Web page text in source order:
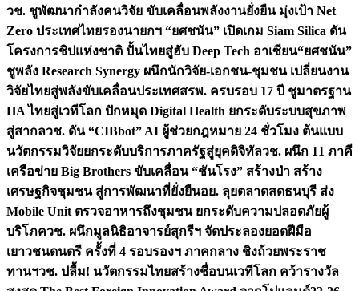
วช. ชูพัฒนากำลังคนวิจัย ขับเคลื่อนพลังงานยั่งยืน มุ่งเป้า Net
Zero ประเทศไทยรองนายกฯ “ยศชนัน” เปิดเกม Siam Silica ดัน
โครงการชิปแห่งชาติ ปั้นไทยสู่ฮับ Deep Tech อาเซียน“ยศชนัน”
ชูพลัง Research Synergy ผนึกนักวิจัย-เอกชน-ชุมชน เปลี่ยนงาน
วิจัยไทยสู่พลังขับเคลื่อนประเทศสรพ. ครบรอบ 17 ปี ชูมาตรฐาน
HA ไทยสู่เวทีโลก ปักหมุด Digital Health ยกระดับระบบสุขภาพ
สู่สากลวช. ดัน “CIBbot” AI ผู้ช่วยกฎหมาย 24 ชั่วโมง ต้นแบบ
นวัตกรรมวิจัยยกระดับบริการภาครัฐสู่ยุคดิจิทัลวช. ผนึก 11 ภาคี
เครือข่าย Big Brothers ขับเคลื่อน “ชันโรง” สร้างป่า สร้าง
เศรษฐกิจชุมชน สู่การพัฒนาที่ยั่งยืนอย. ลุยตลาดสดธนบุรี ส่ง
Mobile Unit ตรวจอาหารถึงชุมชน ยกระดับความปลอดภัยผู้
บริโภควช. ผนึกมูลนิธิอาจารย์สุกรีฯ จัดประลองยอดฝีมือ
เยาวชนดนตรี ครั้งที่ 4 รอบรองฯ ภาคกลาง ชิงถ้วยพระราช
ทานฯวช. ปลื้ม! นวัตกรรมไทยสร้างชื่อบนเวทีโลก คว้ารางวัล